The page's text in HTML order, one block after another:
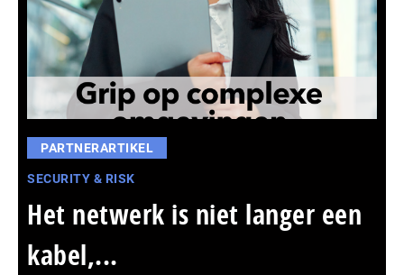
PARTNERARTIKEL
SECURITY & RISK
Het netwerk is niet langer een
kabel,...